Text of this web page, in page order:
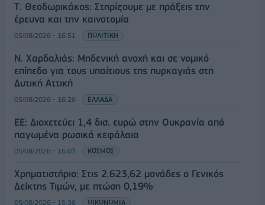
Τ. Θεοδωρικάκος: Στηρίζουμε με πράξεις την
έρευνα και την καινοτομία
05/08/2026 - 16:51 ΠΟΛΙΤΙΚΗ
Ν. Χαρδαλιάς: Μηδενική ανοχή και σε νομικό
επίπεδο για τους υπαίτιους της πυρκαγιάς στη
Δυτική Αττική
05/08/2026 - 16:26 ΕΛΛΑΔΑ
ΕΕ: Διοχετεύει 1,4 δισ. ευρώ στην Ουκρανία από
παγωμένα ρωσικά κεφάλαια
05/08/2026 - 16:03 ΚΟΣΜΟΣ
Χρηματιστήριο: Στις 2.623,62 μονάδες ο Γενικός
Δείκτης Τιμών, με πτώση 0,19%
05/08/2026 - 15:36 ΟΙΚΟΝΟΜΙΑ